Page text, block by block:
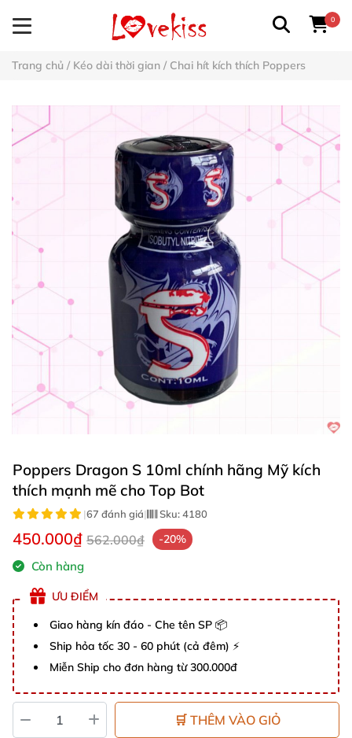
0
Trang chủ / Kéo dài thời gian / Chai hít kích thích Poppers
Poppers Dragon S 10ml chính hãng Mỹ kích
thích mạnh mẽ cho Top Bot
|67 đánh giá| Sku:4180
450.000₫ 562.000₫ -20%
Còn hàng
ƯU ĐIỂM
Giao hàng kín đáo - Che tên SP 📦
Ship hỏa tốc 30 - 60 phút (cả đêm) ⚡
Miễn Ship cho đơn hàng từ 300.000đ
🛒 THÊM VÀO GIỎ